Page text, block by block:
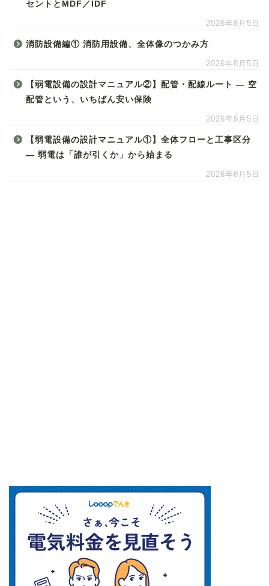
セントとMDF／IDF
2026年8月5日
消防設備編① 消防用設備、全体像のつかみ方
2026年8月5日
【弱電設備の設計マニュアル②】配管・配線ルート ― 空
配管という、いちばん安い保険
2026年8月5日
【弱電設備の設計マニュアル①】全体フローと工事区分
― 弱電は「誰が引くか」から始まる
2026年8月5日